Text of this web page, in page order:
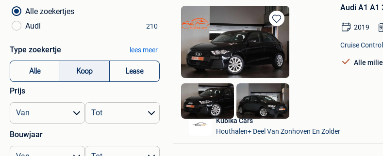
Alle zoekertjes
Audi
210
Type zoekertje lees meer
Alle Koop Lease
Prijs
Bouwjaar
Bewaren
in
Mijn
Favorieten
Audi A1 A1
2019
Cruise
Alle
Kubika Cars
Houthalen+ Deel Van Zonhoven En Zolder